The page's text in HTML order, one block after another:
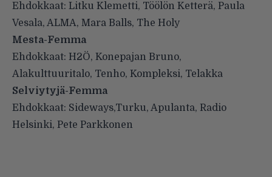
Ehdokkaat: Litku Klemetti, Töölön Ketterä, Paula
Vesala, ALMA, Mara Balls, The Holy
Mesta-Femma
Ehdokkaat: H2Ö, Konepajan Bruno,
Alakulttuuritalo, Tenho, Kompleksi, Telakka
Selviytyjä-Femma
Ehdokkaat: Sideways,Turku, Apulanta, Radio
Helsinki, Pete Parkkonen